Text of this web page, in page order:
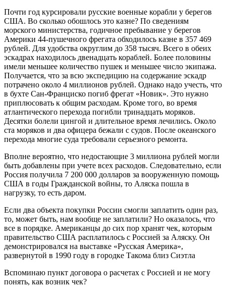
Почти год курсировали русские военные корабли у берегов
США. Во сколько обошлось это казне? По сведениям
морского министерства, годичное пребывание у берегов
Америки 44-пушечного фрегата обходилось казне в 357 469
рублей. Для удобства округлим до 358 тысяч. Всего в обеих
эскадрах находилось двенадцать кораблей. Более половины
имели меньшее количество пушек и меньшее число экипажа.
Получается, что за всю экспедицию на содержание эскадр
потрачено около 4 миллионов рублей. Однако надо учесть, что
в бухте Сан-Франциско погиб фрегат «Новик». Это нужно
приплюсовать к общим расходам. Кроме того, во время
атлантического перехода погибли тринадцать моряков.
Десятки болели цингой и длительное время лечились. Около
ста моряков и два офицера бежали с судов. После океанского
перехода многие суда требовали серьезного ремонта.
Вполне вероятно, что недостающие 3 миллиона рублей могли
быть добавлены при учете всех расходов. Следовательно, если
Россия получила 7 200 000 долларов за вооруженную помощь
США в годы Гражданской войны, то Аляска пошла в
нагрузку, то есть даром.
Если два объекта покупки России смогли заплатить один раз,
то, может быть, нам вообще не заплатили? Но оказалось, что
все в порядке. Американцы до сих пор хранят чек, которым
правительство США расплатилось с Россией за Аляску. Он
демонстрировался на выставке «Русская Америка»,
развернутой в 1990 году в городке Такома близ Сиэтла
Вспоминаю пункт договора о расчетах с Россией и не могу
понять, как возник чек?